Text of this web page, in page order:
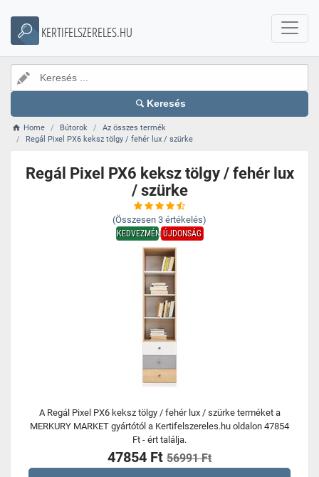
KERTIFELSZERELES.HU
Keresés
Home Bútorok
Az összes termék
Regál Pixel PX6 keksz tölgy / fehér lux / szürke
Regál Pixel PX6 keksz tölgy / fehér lux
/ szürke
(Összesen 3 értékelés)
KEDVEZMÉNYÚJDONSÁG
A Regál Pixel PX6 keksz tölgy / fehér lux / szürke terméket a
MERKURY MARKET gyártótól a Kertifelszereles.hu oldalon 47854
Ft - ért találja.
47854 Ft 56991 Ft